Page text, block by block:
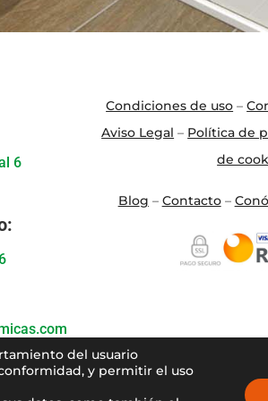
6
Condiciones de uso –
Aviso Legal – Política de
de
Blog – Contacto–
del usuario
y permitir el uso